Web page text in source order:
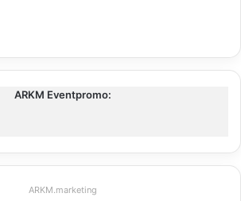
ARKM Eventpromo:
ARKM.marketing